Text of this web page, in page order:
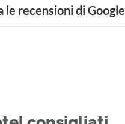
le recensioni di Google